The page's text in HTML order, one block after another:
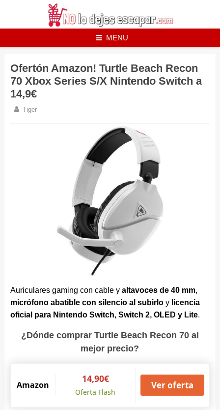
MENU
Ofertón Amazon! Turtle Beach Recon
70 Xbox Series S/X Nintendo Switch a
14,9€
Tiger
Auriculares gaming con cable y altavoces de 40 mm,
micrófono abatible con silencio al subirloy licencia
oficial para Nintendo Switch, Switch 2, OLED y Lite.
¿Dónde comprar Turtle Beach Recon 70 al
mejor precio?
Amazon
14,90€
Oferta Flash
Ver oferta